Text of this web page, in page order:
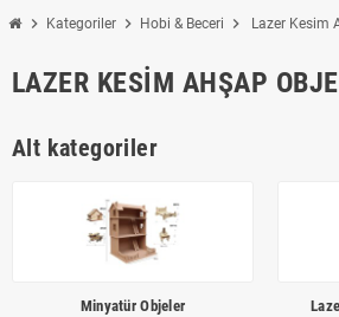
chevron_right Kategoriler chevron_right Hobi & Beceri chevron_right Lazer Kesim
LAZER KESIM AHŞAP
Alt kategoriler
Minyatür Objeler